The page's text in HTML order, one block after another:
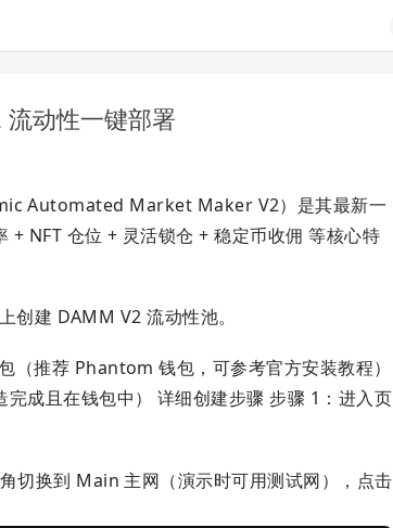
动性一键部署
Automated Market Maker V2）是其最新一
NFT 仓位 + 灵活锁仓 + 稳定币收佣 等核心特
建 DAMM V2 流动性池。
推荐 Phantom 钱包，可参考官方安装教程）
成且在钱包中） 详细创建步骤 步骤 1：进入页
切换到 Main 主网（演示时可用测试网），点击